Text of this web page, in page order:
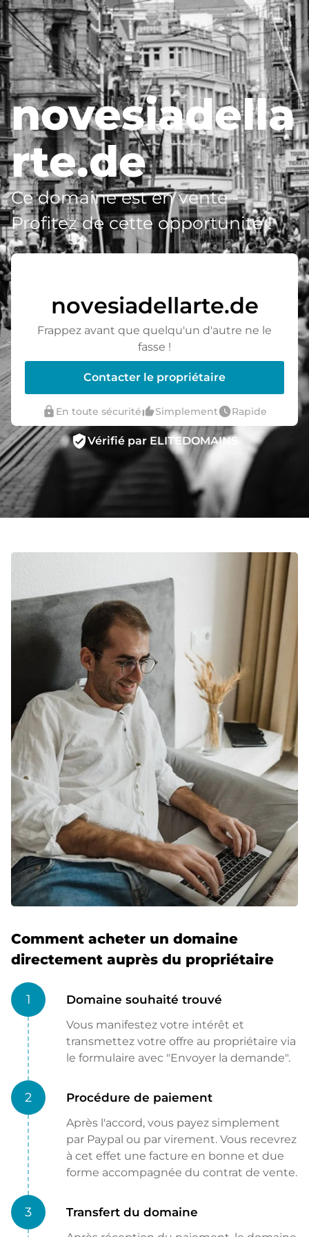
novesiadella
rte.de
Ce domaine est en vente -
Profitez de cette opportunité !
novesiadellarte.de
Frappez avant que quelqu'un d'autre ne le
fasse !
Contacter le propriétaire
lock En toute sécuritéthumb_up_altSimplementwatch_laterRapide
verified_userVérifié par ELITEDOMAINS
Comment acheter un domaine
directement auprès du propriétaire
1 Domaine souhaité trouvé
Vous manifestez votre intérêt et
transmettez votre offre au propriétaire via
le formulaire avec "Envoyer la demande".
2 Procédure de paiement
Après l'accord, vous payez simplement
par Paypal ou par virement. Vous recevrez
à cet effet une facture en bonne et due
forme accompagnée du contrat de vente.
3 Transfert du domaine